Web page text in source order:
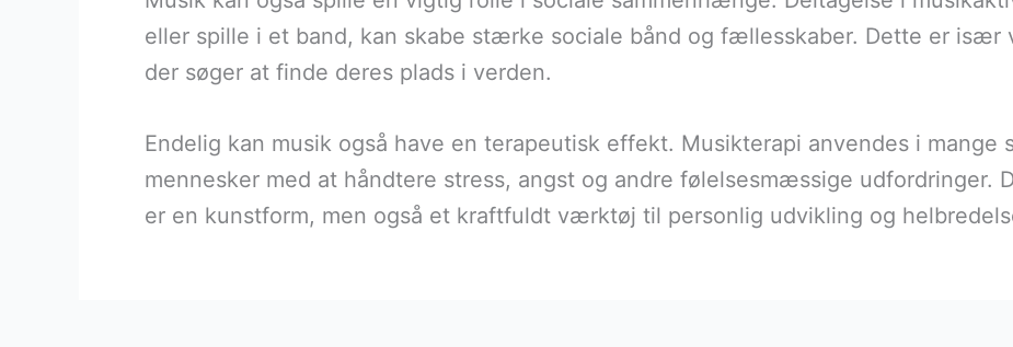
eller spille i et band, kan skabe stærke sociale bånd og fællesskaber. Dette er især
der søger at finde deres plads i verden.
Endelig kan musik også have en terapeutisk effekt. Musikterapi anvendes i
mennesker med at håndtere stress, angst og andre følelsesmæssige udfordringer.
er en kunstform, men også et kraftfuldt værktøj til personlig udvikling og